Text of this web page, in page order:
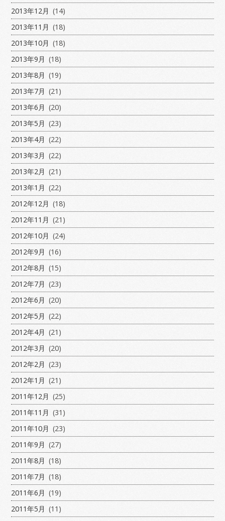
2013年12月 (14)
2013年11月 (18)
2013年10月 (18)
2013年9月 (18)
2013年8月 (19)
2013年7月 (21)
2013年6月 (20)
2013年5月 (23)
2013年4月 (22)
2013年3月 (22)
2013年2月 (21)
2013年1月 (22)
2012年12月 (18)
2012年11月 (21)
2012年10月 (24)
2012年9月 (16)
2012年8月 (15)
2012年7月 (23)
2012年6月 (20)
2012年5月 (22)
2012年4月 (21)
2012年3月 (20)
2012年2月 (23)
2012年1月 (21)
2011年12月 (25)
2011年11月 (31)
2011年10月 (23)
2011年9月 (27)
2011年8月 (18)
2011年7月 (18)
2011年6月 (19)
2011年5月 (11)